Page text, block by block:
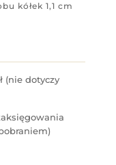
kółek 1,1 cm
(nie dotyczy